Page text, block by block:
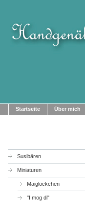
Startseite Über mich
Susibären
Miniaturen
Maiglöckchen
"I mog di"